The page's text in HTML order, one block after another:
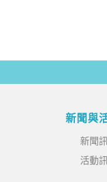
新聞與
新聞
活動